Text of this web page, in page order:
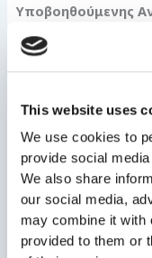
This website uses
We use cookies to
provide social
We also share
our social media,
may combine it with
provided to them or
Υποβοηθούμενης
εγγυάται την
ποιότητας των
βρεθεί ότι ο χρόνος
ικανότητα, όταν στο
σπερματοζωάρια
Ιατρικώς
πρόφατα την
κρυοσυντήρησης
Μετά το τέλος της